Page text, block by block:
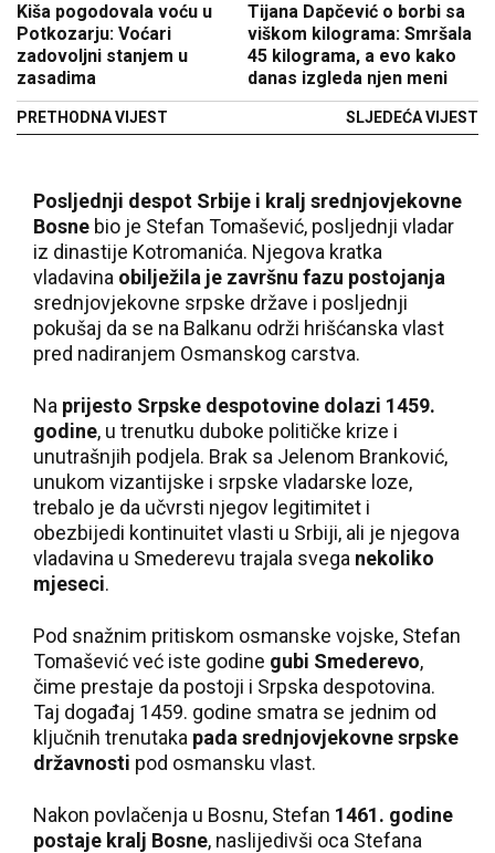
Kiša pogodovala voću u
Potkozarju: Voćari
zadovoljni stanjem u
zasadima
PRETHODNA VIJEST
Tijana Dapčević o borbi sa
viškom kilograma: Smršala
45 kilograma, a evo kako
danas izgleda njen meni
SLJEDEĆA VIJEST
Posljednji despot Srbije i kralj srednjovjekovne
Bosne bio je Stefan Tomašević, posljednji vladar
iz dinastije Kotromanića. Njegova kratka
vladavina obilježila je završnu fazu postojanja
srednjovjekovne srpske države i posljednji
pokušaj da se na Balkanu održi hrišćanska vlast
pred nadiranjem Osmanskog carstva.
Na prijesto Srpske despotovine dolazi 1459.
godine, u trenutku duboke političke krize i
unutrašnjih podjela. Brak sa Jelenom Branković,
unukom vizantijske i srpske vladarske loze,
trebalo je da učvrsti njegov legitimitet i
obezbijedi kontinuitet vlasti u Srbiji, ali je njegova
vladavina u Smederevu trajala svega nekoliko
mjeseci.
Pod snažnim pritiskom osmanske vojske, Stefan
Tomašević već iste godine gubi Smederevo,
čime prestaje da postoji i Srpska despotovina.
Taj događaj 1459. godine smatra se jednim od
ključnih trenutaka pada srednjovjekovne srpske
državnosti pod osmansku vlast.
Nakon povlačenja u Bosnu, Stefan 1461. godine
postaje kralj Bosne, naslijedivši oca Stefana